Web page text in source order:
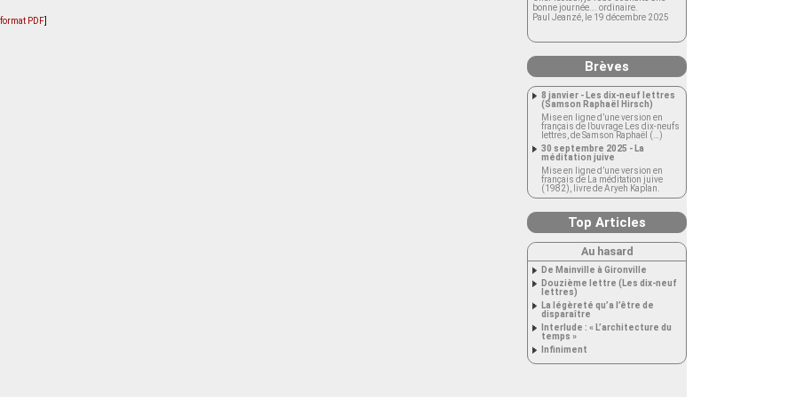
PDF
bonne journée... ordinaire.
Paul Jeanzé, le 19 décembre 2025
Brèves
8 janvier - Les dix-neuf lettres
(Samson Raphaël Hirsch)
Mise en ligne d’une version en
français de l’ouvrage Les dix-neufs
lettres, de Samson Raphaël (…)
30 septembre 2025 - La
méditation juive
Mise en ligne d’une version en
français de La méditation juive
(1982), livre de Aryeh Kaplan.
Top Articles
Au hasard
De Mainville à Gironville
Douzième lettre (Les dix-neuf
lettres)
La légèreté qu’a l’être de
disparaître
Interlude : « L’architecture du
temps »
Infiniment